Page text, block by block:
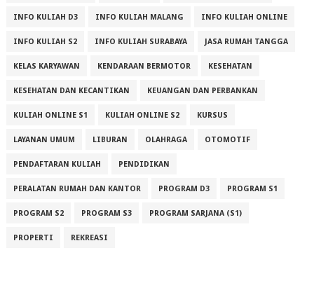
INFO KULIAH D3 INFO KULIAH MALANG INFO KULIAH ONLINE
INFO KULIAH S2 INFO KULIAH SURABAYA JASA RUMAH TANGGA
KELAS KARYAWAN KENDARAAN BERMOTOR KESEHATAN
KESEHATAN DAN KECANTIKAN KEUANGAN DAN PERBANKAN
KULIAH ONLINE S1 KULIAH ONLINE S2 KURSUS
LAYANAN UMUM LIBURAN OLAHRAGA OTOMOTIF
PENDAFTARAN KULIAH PENDIDIKAN
PERALATAN RUMAH DAN KANTOR PROGRAM D3 PROGRAM S1
PROGRAM S2 PROGRAM S3 PROGRAM SARJANA (S1)
PROPERTI REKREASI